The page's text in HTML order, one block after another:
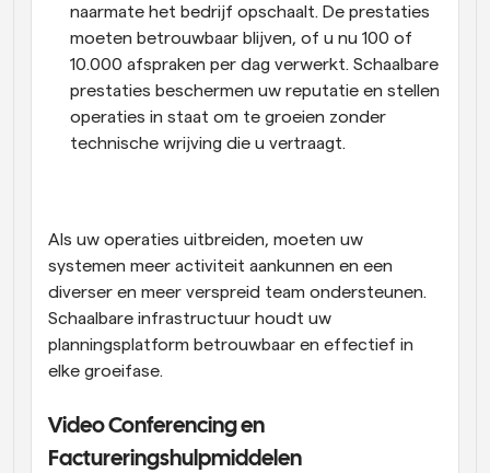
naarmate het bedrijf opschaalt. De prestaties
moeten betrouwbaar blijven, of u nu 100 of
10.000 afspraken per dag verwerkt. Schaalbare
prestaties beschermen uw reputatie en stellen
operaties in staat om te groeien zonder
technische wrijving die u vertraagt.
Als uw operaties uitbreiden, moeten uw
systemen meer activiteit aankunnen en een
diverser en meer verspreid team ondersteunen.
Schaalbare infrastructuur houdt uw
planningsplatform betrouwbaar en effectief in
elke groeifase.
Video Conferencing en
Factureringshulpmiddelen